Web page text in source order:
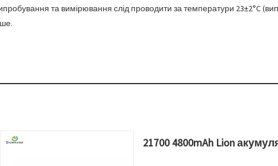
та вимірювання слід проводити за температури 23±2°C
21700 4800mAh Lion